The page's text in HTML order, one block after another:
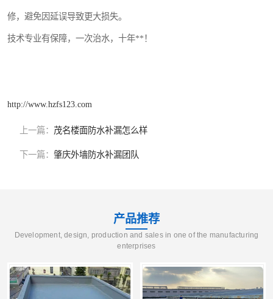
修，避免因延误导致更大损失。
技术专业有保障，一次治水，十年**！
http://www.hzfs123.com
上一篇： 茂名楼面防水补漏怎么样
下一篇： 肇庆外墙防水补漏团队
产品推荐
Development, design, production and sales in one of the manufacturing
enterprises